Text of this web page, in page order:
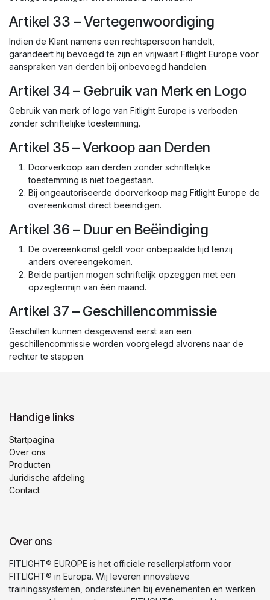
Artikel 33 – Vertegenwoordiging
Indien de Klant namens een rechtspersoon handelt,
garandeert hij bevoegd te zijn en vrijwaart Fitlight Europe voor
aanspraken van derden bij onbevoegd handelen.
Artikel 34 – Gebruik van Merk en Logo
Gebruik van merk of logo van Fitlight Europe is verboden
zonder schriftelijke toestemming.
Artikel 35 – Verkoop aan Derden
Doorverkoop aan derden zonder schriftelijke
toestemming is niet toegestaan.
Bij ongeautoriseerde doorverkoop mag Fitlight Europe de
overeenkomst direct beëindigen.
Artikel 36 – Duur en Beëindiging
De overeenkomst geldt voor onbepaalde tijd tenzij
anders overeengekomen.
Beide partijen mogen schriftelijk opzeggen met een
opzegtermijn van één maand.
Artikel 37 – Geschillencommissie
Geschillen kunnen desgewenst eerst aan een
geschillencommissie worden voorgelegd alvorens naar de
rechter te stappen.
Handige links
Startpagina
Over ons
Producten
Juridische afdeling
Contact
Over ons
FITLIGHT® EUROPE is het officiële resellerplatform voor
FITLIGHT® in Europa. Wij leveren innovatieve
trainingssystemen, ondersteunen bij evenementen en werken